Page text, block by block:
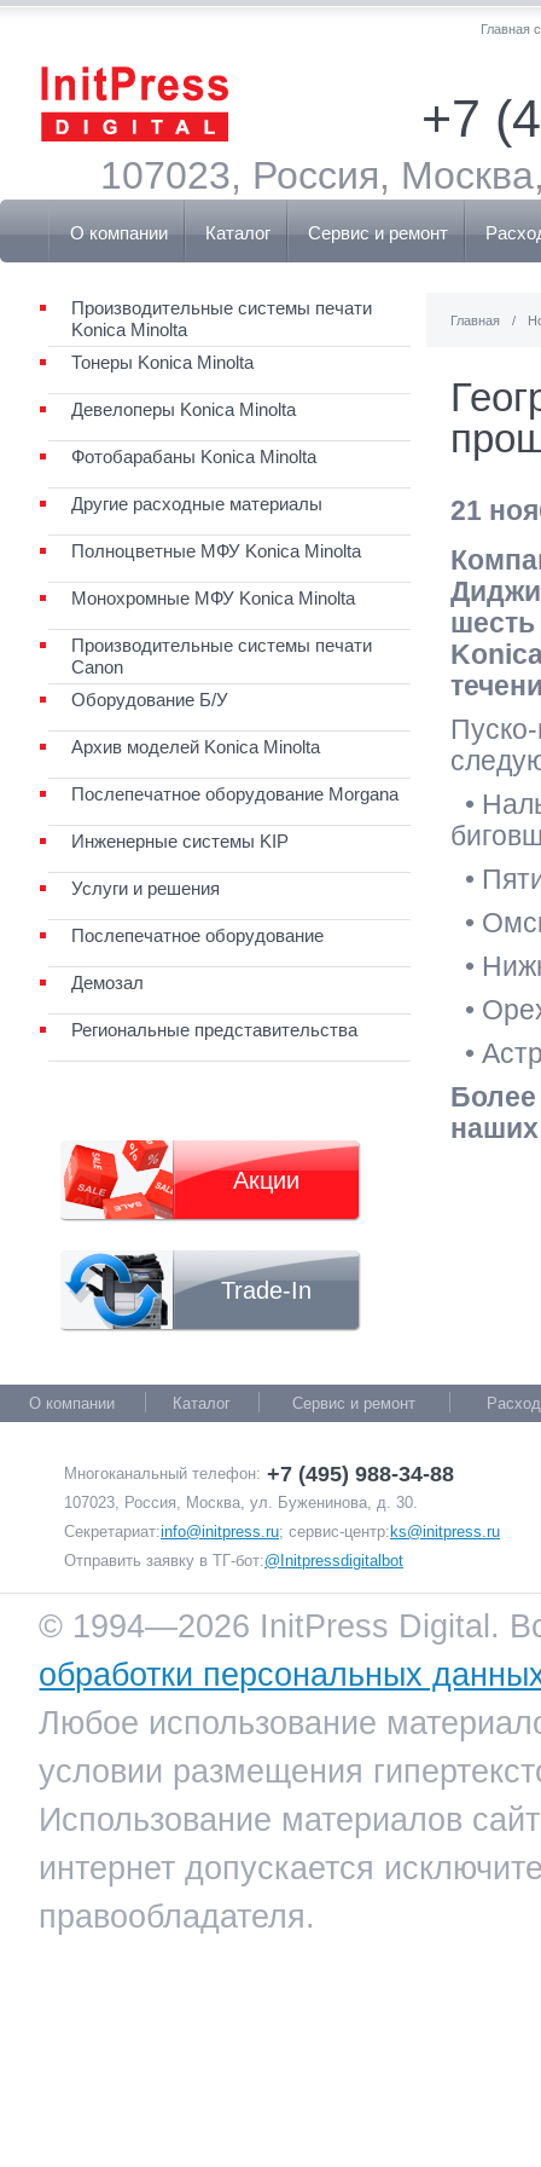
Главная
+7
107023, Россия,
О компании Каталог Сервис и ремонт
Главная /
21
•
•
•
•
•
•
Более
Производительные системы печати
Konica Minolta
Тонеры Konica Minolta
Девелоперы Konica Minolta
Фотобарабаны Konica Minolta
Другие расходные материалы
Полноцветные МФУ Konica Minolta
Монохромные МФУ Konica Minolta
Производительные системы печати
Canon
Оборудование Б/У
Архив моделей Konica Minolta
Послепечатное оборудование Morgana
Инженерные системы KIP
Услуги и решения
Послепечатное оборудование
Демозал
Региональные представительства
Акции
Trade-In
О компании Каталог Сервис и ремонт
Многоканальный телефон: +7 (495) 988-34-88
107023, Россия, Москва, ул. Буженинова, д. 30.
Секретариат:info@initpress.ru; сервис-центр: ks@initpress.ru
Отправить заявку в ТГ-бот:@Initpressdigitalbot
© 1994—2026 InitPress Digital.
обработки персональных
Любое использование
условии размещения
Использование материалов
интернет допускается
правообладателя.